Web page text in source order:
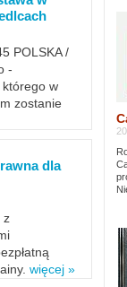
POLSKA /
-
w
zostanie
dla
z
więcej »